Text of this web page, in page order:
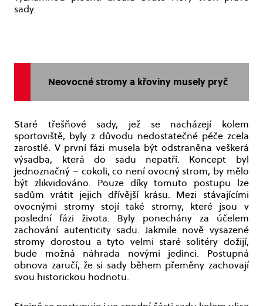
sady.
Neovocné stromy a křoviny musely pryč
Staré třešňové sady, jež se nacházejí kolem
sportoviště, byly z důvodu nedostatečné péče zcela
zarostlé. V první fázi musela být odstraněna veškerá
výsadba, která do sadu nepatří. Koncept byl
jednoznačný – cokoli, co není ovocný strom, by mělo
být zlikvidováno. Pouze díky tomuto postupu lze
sadům vrátit jejich dřívější krásu. Mezi stávajícími
ovocnými stromy stojí také stromy, které jsou v
poslední fázi života. Byly ponechány za účelem
zachování autenticity sadu. Jakmile nově vysazené
stromy dorostou a tyto velmi staré solitéry dožijí,
bude možná náhrada novými jedinci. Postupná
obnova zaručí, že si sady během přeměny zachovají
svou historickou hodnotu.